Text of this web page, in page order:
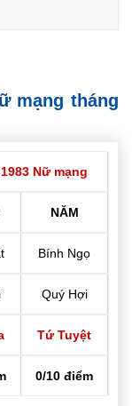
mạng tháng
Nữ mạng
NĂM
Bính Ngọ
Quý Hợi
Tứ Tuyệt
0/10 điểm